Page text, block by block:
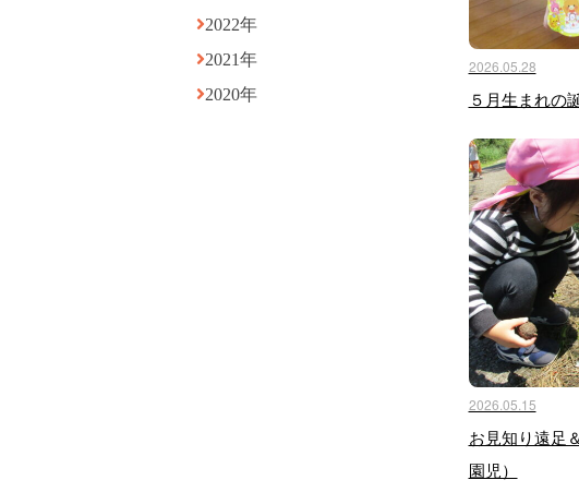
2022年
2021年
2020年
2026.05.28
５月生まれの
2026.05.15
お見知り遠足
園児）